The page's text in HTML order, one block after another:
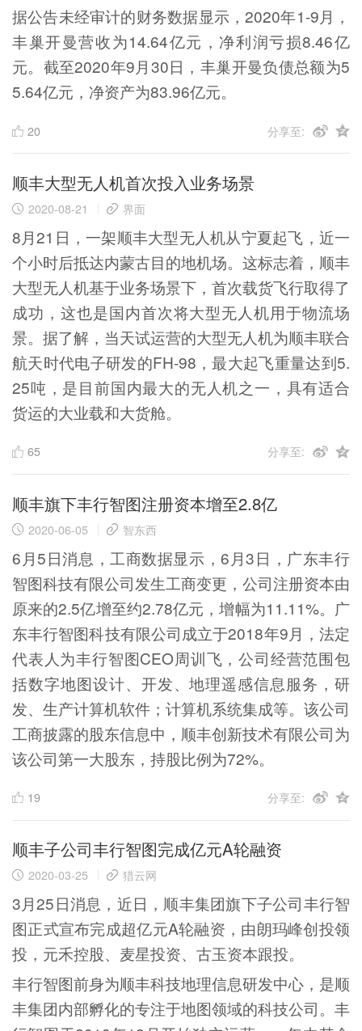
据公告未经审计的财务数据显示，2020年1-9月，
丰巢开曼营收为14.64亿元，净利润亏损8.46亿
元。截至2020年9月30日，丰巢开曼负债总额为5
5.64亿元，净资产为83.96亿元。
20 分享至:
顺丰大型无人机首次投入业务场景
2020-08-21 界面
8月21日，一架顺丰大型无人机从宁夏起飞，近一
个小时后抵达内蒙古目的地机场。这标志着，顺丰
大型无人机基于业务场景下，首次载货飞行取得了
成功，这也是国内首次将大型无人机用于物流场
景。据了解，当天试运营的大型无人机为顺丰联合
航天时代电子研发的FH-98，最大起飞重量达到5.
25吨，是目前国内最大的无人机之一，具有适合
货运的大业载和大货舱。
65 分享至:
顺丰旗下丰行智图注册资本增至2.8亿
2020-06-05 智东西
6月5日消息，工商数据显示，6月3日，广东丰行
智图科技有限公司发生工商变更，公司注册资本由
原来的2.5亿增至约2.78亿元，增幅为11.11%。广
东丰行智图科技有限公司成立于2018年9月，法定
代表人为丰行智图CEO周训飞，公司经营范围包
括数字地图设计、开发、地理遥感信息服务，研
发、生产计算机软件；计算机系统集成等。该公司
工商披露的股东信息中，顺丰创新技术有限公司为
该公司第一大股东，持股比例为72%。
19 分享至:
顺丰子公司丰行智图完成亿元A轮融资
2020-03-25 猎云网
3月25日消息，近日，顺丰集团旗下子公司丰行智
图正式宣布完成超亿元A轮融资，由朗玛峰创投领
投，元禾控股、麦星投资、古玉资本跟投。
丰行智图前身为顺丰科技地理信息研发中心，是顺
丰集团内部孵化的专注于地图领域的科技公司。丰